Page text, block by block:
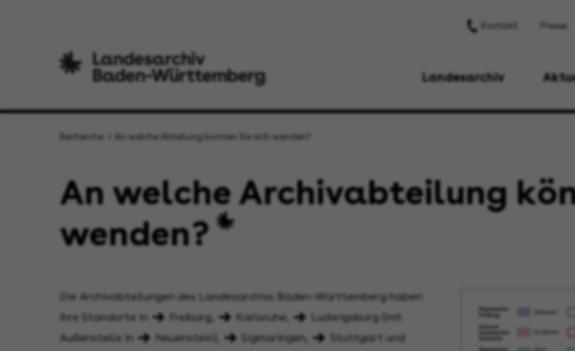
Kontakt Presse
Landesarchiv
Recherche An welche Abteilung können Sie sich wenden?
An welche Archivabteilung
wenden?
Die Archivabteilungen des Landesarchivs Baden-Württemberg haben
ihre Standorte in
Freiburg, Karlsruhe Ludwigsburg(mit
Außenstelle in
Neuenstein Sigmaringen Stuttgart und